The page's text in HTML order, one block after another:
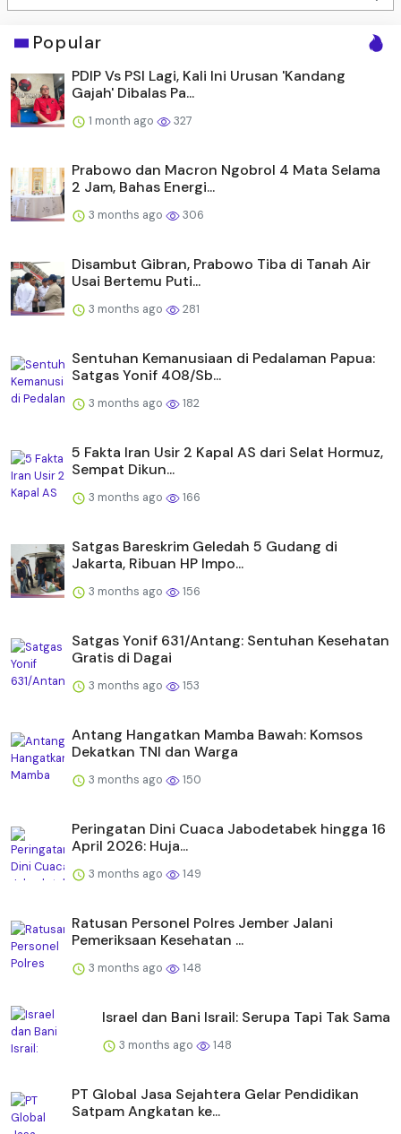
Popular
PDIP Vs PSI Lagi, Kali Ini Urusan 'Kandang
Gajah' Dibalas Pa...
1 month ago 327
Prabowo dan Macron Ngobrol 4 Mata Selama
2 Jam, Bahas Energi...
3 months ago 306
Disambut Gibran, Prabowo Tiba di Tanah Air
Usai Bertemu Puti...
3 months ago 281
Sentuhan Kemanusiaan di Pedalaman Papua:
Satgas Yonif 408/Sb...
3 months ago 182
5 Fakta Iran Usir 2 Kapal AS dari Selat Hormuz,
Sempat Dikun...
3 months ago 166
Satgas Bareskrim Geledah 5 Gudang di
Jakarta, Ribuan HP Impo...
3 months ago 156
Satgas Yonif 631/Antang: Sentuhan Kesehatan
Gratis di Dagai
3 months ago 153
Antang Hangatkan Mamba Bawah: Komsos
Dekatkan TNI dan Warga
3 months ago 150
Peringatan Dini Cuaca Jabodetabek hingga 16
April 2026: Huja...
3 months ago 149
Ratusan Personel Polres Jember Jalani
Pemeriksaan Kesehatan ...
3 months ago 148
Israel dan Bani Israil: Serupa Tapi Tak Sama
3 months ago 148
PT Global Jasa Sejahtera Gelar Pendidikan
Satpam Angkatan ke...